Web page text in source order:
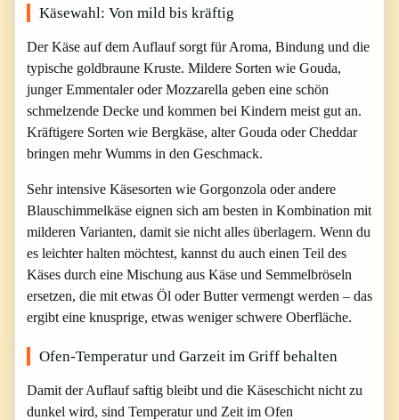
Käsewahl: Von mild bis kräftig
Der Käse auf dem Auflauf sorgt für Aroma, Bindung und die
typische goldbraune Kruste. Mildere Sorten wie Gouda,
junger Emmentaler oder Mozzarella geben eine schön
schmelzende Decke und kommen bei Kindern meist gut an.
Kräftigere Sorten wie Bergkäse, alter Gouda oder Cheddar
bringen mehr Wumms in den Geschmack.
Sehr intensive Käsesorten wie Gorgonzola oder andere
Blauschimmelkäse eignen sich am besten in Kombination mit
milderen Varianten, damit sie nicht alles überlagern. Wenn du
es leichter halten möchtest, kannst du auch einen Teil des
Käses durch eine Mischung aus Käse und Semmelbröseln
ersetzen, die mit etwas Öl oder Butter vermengt werden – das
ergibt eine knusprige, etwas weniger schwere Oberfläche.
Ofen-Temperatur und Garzeit im Griff behalten
Damit der Auflauf saftig bleibt und die Käseschicht nicht zu
dunkel wird, sind Temperatur und Zeit im Ofen